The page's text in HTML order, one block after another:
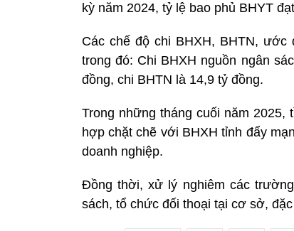
kỳ năm 2024, tỷ lệ bao phủ BHYT
Các chế độ chi BHXH, BHTN,
trong đó: Chi BHXH nguồn ngân
đồng, chi BHTN là 14,9 tỷ đồng.
Trong những tháng cuối năm
hợp chặt chẽ với BHXH tỉnh đẩy
doanh nghiệp.
Đồng thời, xử lý nghiêm các
sách, tổ chức đối thoại tại cơ sở,